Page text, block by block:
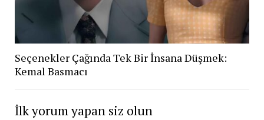
Seçenekler Çağında Tek Bir İnsana Düşmek:
Kemal Basmacı
İlk yorum yapan siz olun